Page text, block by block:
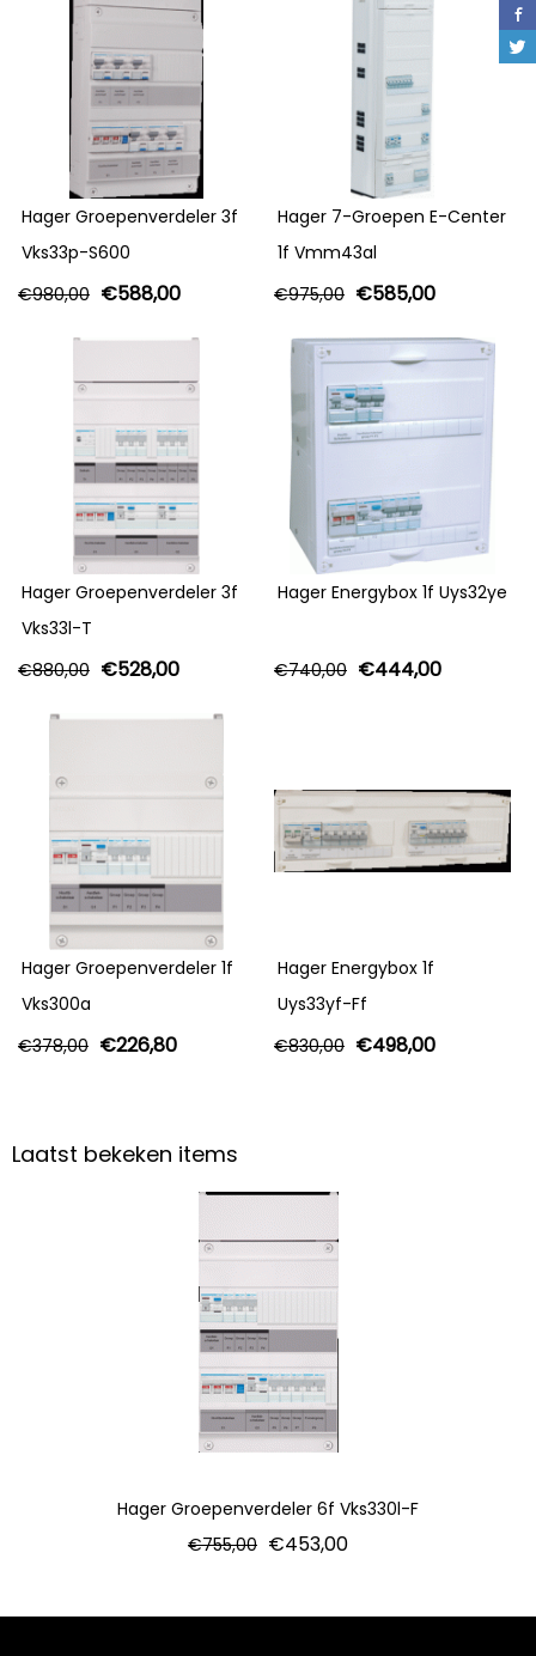
Hager Groepenverdeler 3f
Vks33p-S600
€980,00 €588,00
Hager 7-Groepen E-Center
1f Vmm43al
€975,00 €585,00
Hager Groepenverdeler 3f
Vks33l-T
€880,00 €528,00
Hager Energybox 1f Uys32ye
€740,00 €444,00
Hager Groepenverdeler 1f
Vks300a
€378,00 €226,80
Hager Energybox 1f
Uys33yf-Ff
€830,00 €498,00
Laatst bekeken items
Hager Groepenverdeler 6f Vks330l-F
€755,00 €453,00